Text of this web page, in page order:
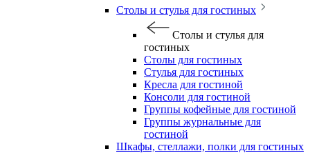
Столы и стулья для гостиных
Столы и стулья для
гостиных
Столы для гостиных
Стулья для гостиных
Кресла для гостиной
Консоли для гостиной
Группы кофейные для гостиной
Группы журнальные для
гостиной
Шкафы, стеллажи, полки для гостиных